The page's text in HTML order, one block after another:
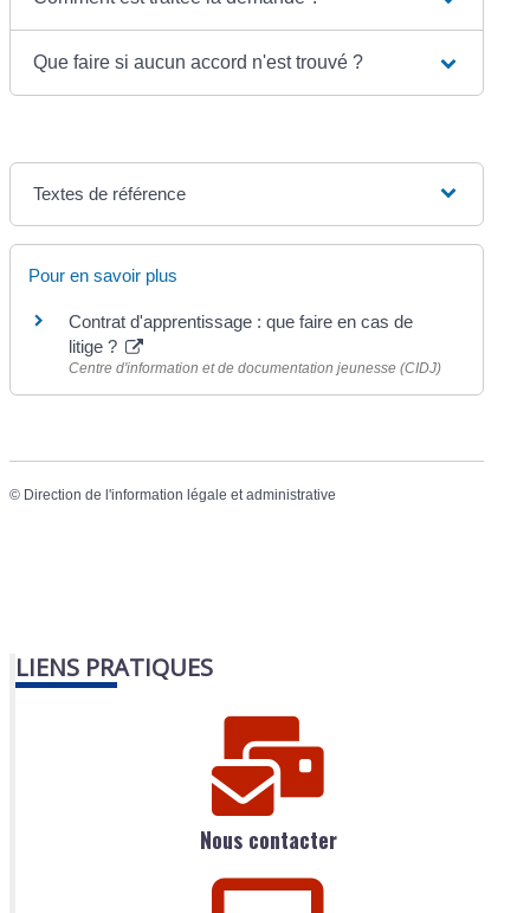
Que faire si aucun accord n'est trouvé ?
Textes de référence
Pour en savoir plus
Contrat d'apprentissage : que faire en cas de
litige ?
Centre d'information et de documentation jeunesse (CIDJ)
© Direction de l'information légale et administrative
LIENS PRATIQUES
Nous contacter